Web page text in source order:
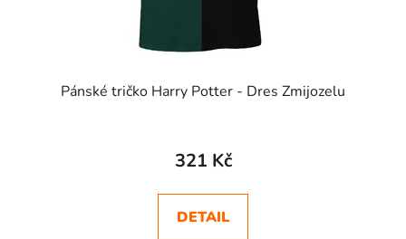
Pánské tričko Harry Potter - Dres Zmijozelu
hodnocení
je
5,0
321 Kč
DETAIL